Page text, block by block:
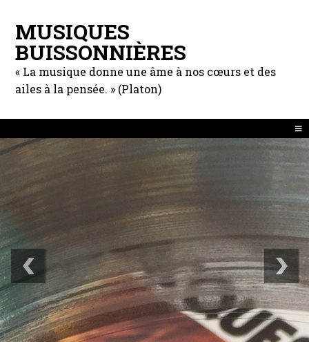
MUSIQUES
BUISSONNIÈRES
« La musique donne une âme à nos cœurs et des
ailes à la pensée. » (Platon)